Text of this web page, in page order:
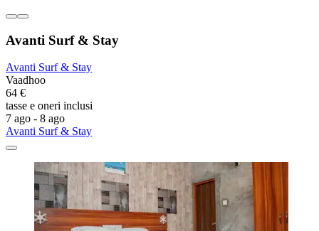
Avanti Surf & Stay
Avanti Surf & Stay
Vaadhoo
64 €
tasse e oneri inclusi
7 ago - 8 ago
Avanti Surf & Stay